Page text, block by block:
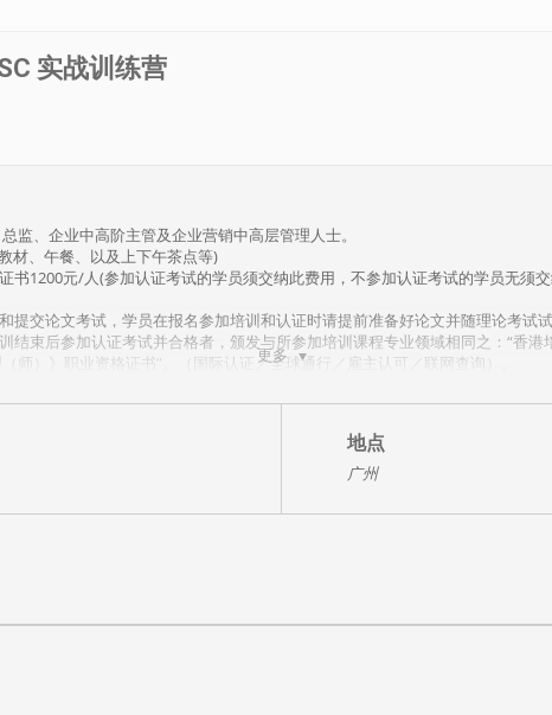
实战训练营
更多
监、企业中高阶主管及企业营销中高层管理人士。
、午餐、以及上下午茶点等)
书1200元/人(参加认证考试的学员须交纳此费用，不参加认证考试的学员无须
提交论文考试，学员在报名参加培训和认证时请提前准备好论文并随理论考试试
结束后参加认证考试并合格者，颁发与所参加培训课程专业领域相同之：“香港
师）》职业资格证书”。（国际认证／全球通行／雇主认可／联网查询）。
各种个样的颠覆，很多企业都会产生互联网焦虑，以往的管理经验、以往的制
能完成。趋利避害，光明与阴暗并存这些人的特质，短期内不会改变，这就给
点存在，如何评价，如何分配利益就会是一个永恒的话题，所以，绩效管理依
，和上级讨价还价怎么办？
？
的工具、方法、与注意问题
地点
广州